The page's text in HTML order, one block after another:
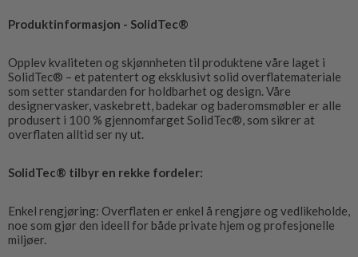
Produktinformasjon - SolidTec®
Opplev kvaliteten og skjønnheten til produktene våre laget i
SolidTec® – et patentert og eksklusivt solid overflatemateriale
som setter standarden for holdbarhet og design. Våre
designervasker, vaskebrett, badekar og baderomsmøbler er alle
produsert i 100 % gjennomfarget SolidTec®, som sikrer at
overflaten alltid ser ny ut.
SolidTec® tilbyr en rekke fordeler:
Enkel rengjøring: Overflaten er enkel å rengjøre og vedlikeholde,
noe som gjør den ideell for både private hjem og profesjonelle
miljøer.